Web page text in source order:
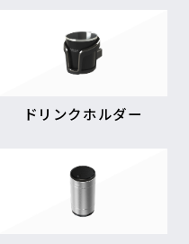
ドリンクホルダー